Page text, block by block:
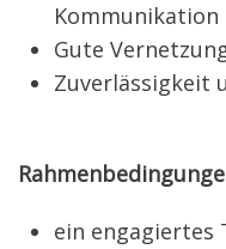
Kommunikation
Gute
Zuverlässigkeit
ein engagiertes